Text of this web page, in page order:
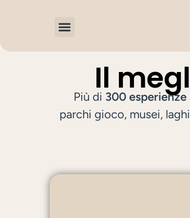
Il
Più di 300
parchi gioco, musei,